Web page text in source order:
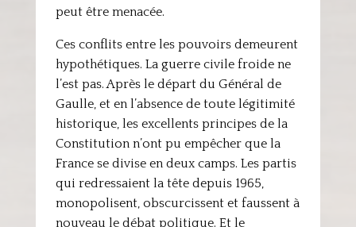
peut être menacée.
Ces conflits entre les pouvoirs demeurent
hypothétiques. La guerre civile froide ne
l’est pas. Après le départ du Général de
Gaulle, et en l’absence de toute légitimité
historique, les excellents principes de la
Constitution n’ont pu empêcher que la
France se divise en deux camps. Les partis
qui redressaient la tête depuis 1965,
monopolisent, obscurcissent et faussent à
nouveau le débat politique. Et le